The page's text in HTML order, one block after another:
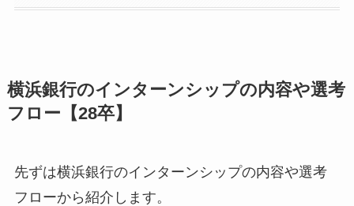
横浜銀行のインターンシップの内容や選考
フロー【28卒】
先ずは横浜銀行のインターンシップの内容や選考
フローから紹介します。